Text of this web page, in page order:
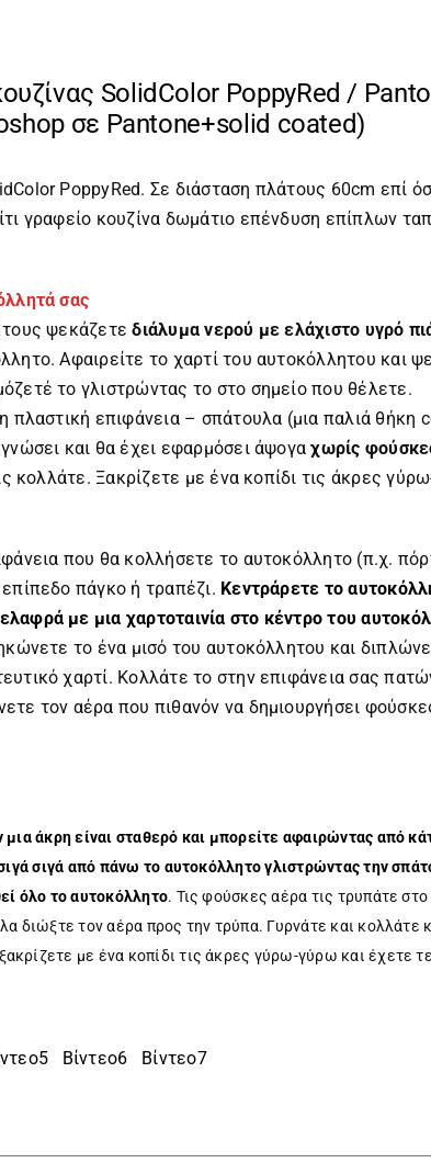
SolidColor PoppyRed /
σε Pantone+solid coated)
PoppyRed. Σε διάσταση πλάτους 60cm επί
γραφείο κουζίνα δωμάτιο επένδυση επίπλων
σας
τους ψεκάζετεδιάλυμα νερού με ελάχιστο υγρό
Αφαιρείτε το χαρτί του αυτοκόλλητου και
το γλιστρώντας το στο σημείο που θέλετε.
πλαστική επιφάνεια – σπάτουλα (μια παλιά θήκη
και θα έχει εφαρμόσει άψογαχωρίς
κολλάτε. Ξακρίζετε με ένα κοπίδι τις άκρες
που θα κολλήσετε το αυτοκόλλητο (π.χ.
πάγκο ή τραπέζι. Κεντράρετε το
με μια χαρτοταινία στο κέντρο του
το ένα μισό του αυτοκόλλητου και
χαρτί. Κολλάτε το στην επιφάνεια σας
τον αέρα που πιθανόν να δημιουργήσει
άκρη είναι σταθερό και μπορείτε αφαιρώντας από
σιγά από πάνω το αυτοκόλλητο γλιστρώντας την
όλο το αυτοκόλλητο. Τις φούσκες αέρα τις τρυπάτε
διώξτε τον αέρα προς την τρύπα. Γυρνάτε και κολλάτε
με ένα κοπίδι τις άκρες γύρω-γύρω και έχετε
Βίντεο6 Βίντεο7